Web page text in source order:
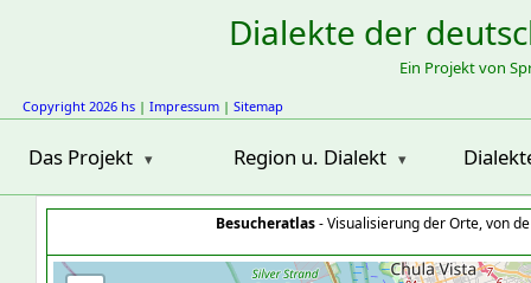
Dialekte der
Ein Projekt von
Copyright 2026 hs | Impressum | Sitemap
Das Projekt Region u. Dialekt
Besucheratlas- Visualisierung der Orte, von